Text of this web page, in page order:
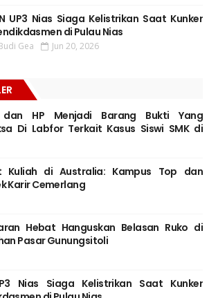
UP3 Nias Siaga Kelistrikan Saat Kunker
di Pulau Nias
Gea Jun 20, 2026
dan HP Menjadi Barang Bukti Yang
Di Labfor Terkait Kasus Siswi SMK di
Kuliah di Australia: Kampus Top dan
Karir Cemerlang
Hebat Hanguskan Belasan Ruko di
Pasar Gunungsitoli
Nias Siaga Kelistrikan Saat Kunker